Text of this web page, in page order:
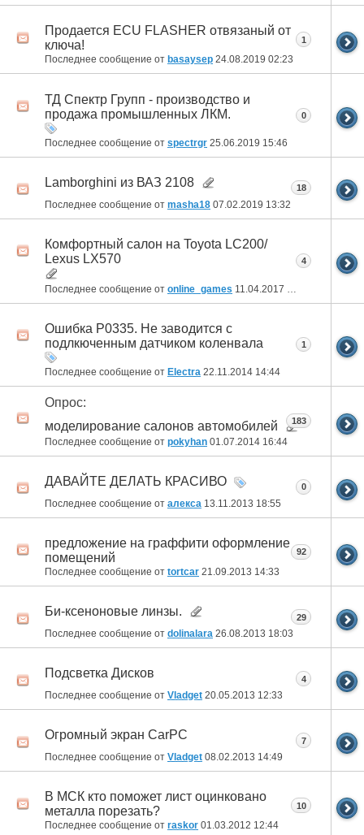
Продается ECU FLASHER отвязаный от
ключа!
Последнее сообщение от basaysep 24.08.2019 02:23
1
ТД Спектр Групп - производство и
продажа промышленных ЛКМ.
Последнее сообщение от spectrgr 25.06.2019 15:46
0
Lamborghini из ВАЗ 2108
Последнее сообщение от masha18 07.02.2019 13:32
18
Комфортный салон на Toyota LC200/
Lexus LX570
Последнее сообщение от online_games 11.04.2017
4
Ошибка P0335. Не заводится с
подлкюченным датчиком коленвала
Последнее сообщение от Electra 22.11.2014 14:44
1
Опрос:
моделирование салонов автомобилей
Последнее сообщение от pokyhan 01.07.2014 16:44
183
ДАВАЙТЕ ДЕЛАТЬ КРАСИВО
Последнее сообщение от алекса 13.11.2013 18:55
0
предложение на граффити оформление
помещений
Последнее сообщение от tortcar 21.09.2013 14:33
92
Би-ксеноновые линзы.
Последнее сообщение от dolinalara 26.08.2013 18:03
29
Подсветка Дисков
Последнее сообщение от Vladget 20.05.2013 12:33
4
Огромный экран CarPC
Последнее сообщение от Vladget 08.02.2013 14:49
7
В МСК кто поможет лист оцинковано
металла порезать?
Последнее сообщение от raskor 01.03.2012 12:44
10